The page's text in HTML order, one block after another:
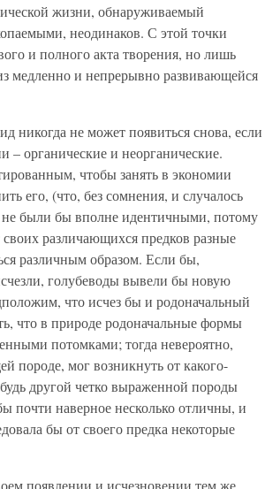
жизни, обнаруживаемый
неодинаков. С этой точки
и полного акта творения, но лишь
медленно и непрерывно развивающейся
никогда не может появиться снова, если
органические и неорганические.
чтобы занять в экономии
его, (что, без сомнения, и случалось
не были бы вполне идентичными, потому
различающихся предков разные
различным образом. Если бы,
голубеводы вывели бы новую
что исчез бы и родоначальный
что в природе родоначальные формы
потомками; тогда невероятно,
породе, мог возникнуть от какого-
другой четко выраженной породы
наверное несколько отличны, и
бы от своего предка некоторые
появлении и исчезновении тем же